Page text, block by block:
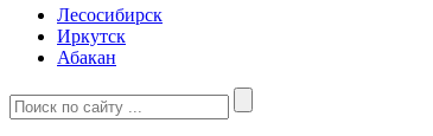
Лесосибирск
Иркутск
Абакан